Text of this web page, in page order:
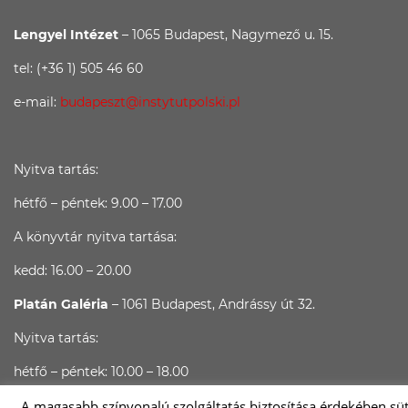
Lengyel Intézet – 1065 Budapest, Nagymező u. 15.
tel: (+36 1) 505 46 60
e-mail: budapeszt@instytutpolski.pl
Nyitva tartás:
hétfő – péntek: 9.00 – 17.00
A könyvtár nyitva tartása:
kedd: 16.00 – 20.00
Platán Galéria – 1061 Budapest, Andrássy út 32.
Nyitva tartás:
hétfő – péntek: 10.00 – 18.00